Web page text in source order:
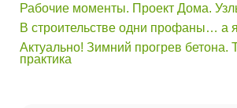
Рабочие моменты. Проект Дома.
В строительстве одни профаны… а
Актуально! Зимний прогрев бетона.
практика